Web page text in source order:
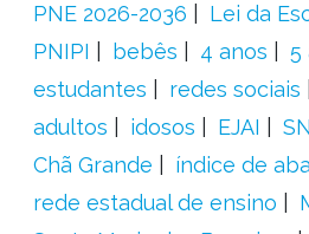
PNE 2026-2036
Lei da
PNIPI
bebês 4 anos 5
estudantes
redes sociais
adultos
idosos EJAI
Chã Grande
índice de
rede estadual de ensino